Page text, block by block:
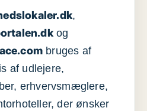
,
og
bruges af
af udlejere,
erhvervsmæglere,
der ønsker